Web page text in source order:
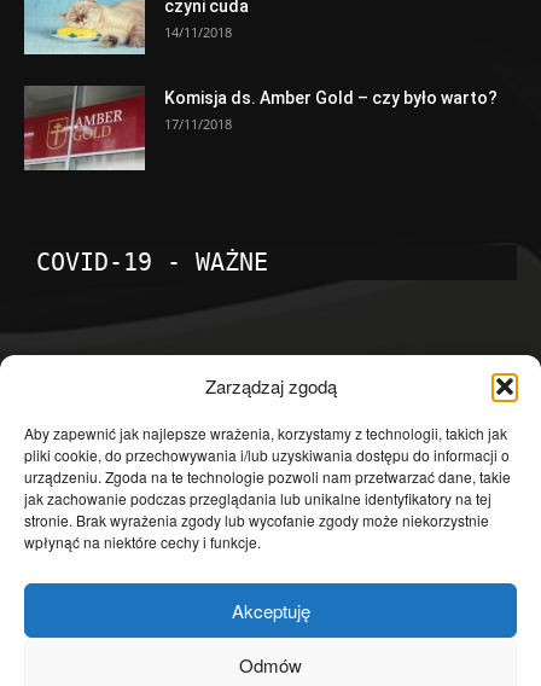
Zarządzaj zgodą
Aby zapewnić jak najlepsze wrażenia, korzystamy z technologii, takich jak
pliki cookie, do przechowywania i/lub uzyskiwania dostępu do informacji o
urządzeniu. Zgoda na te technologie pozwoli nam przetwarzać dane, takie
jak zachowanie podczas przeglądania lub unikalne identyfikatory na tej
stronie. Brak wyrażenia zgody lub wycofanie zgody może niekorzystnie
wpłynąć na niektóre cechy i funkcje.
Akceptuję
Odmów
czyni cuda
14/11/2018
Komisja ds. Amber Gold – czy było warto?
17/11/2018
COVID-19 - WAŻNE
Temat dnia
4601
Publicystyka
4363
Polityka
3639
Polska
Społeczeństwo
2823